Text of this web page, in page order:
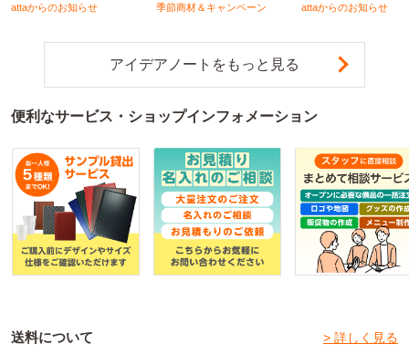
attaからのお知らせ 季節商材＆キャンペーン attaからのお知らせ
アイデアノートをもっと見る
便利なサービス・ショップインフォメーション
送料について > 詳しく見る